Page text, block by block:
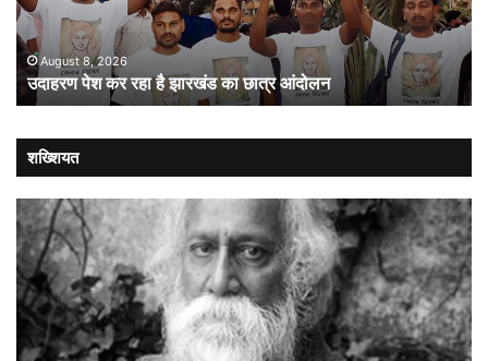
का
छात्र
आंदोलनAugust 8, 2026
उदाहरण पेश कर रहा है झारखंड का छात्र आंदोलन
कब
शख्शियत